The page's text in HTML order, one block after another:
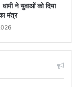
ने युवाओं को दिया
मंत्र